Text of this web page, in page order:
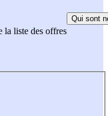
la liste des offres
Qui sont